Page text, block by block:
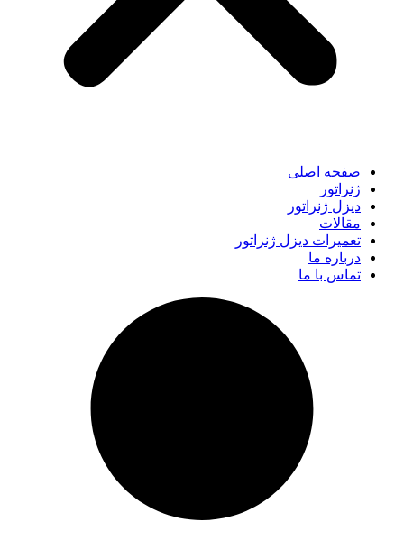
صفحه اصلی
ژنراتور
دیزل ژنراتور
مقالات
تعمیرات دیزل ژنراتور
درباره ما
تماس با ما